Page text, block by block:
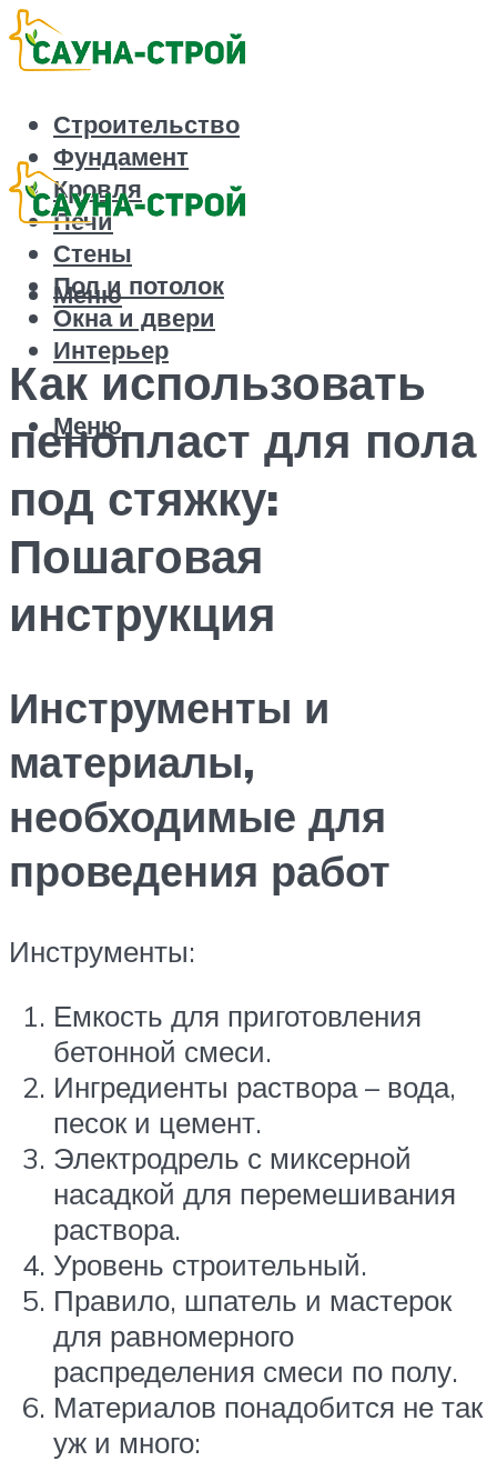
Строительство
Фундамент
Кровля
Печи
Стены
Пол и потолок
Окна и двери
Интерьер
Меню
Меню
Как использовать
пенопласт для пола
под стяжку:
Пошаговая
инструкция
Инструменты и
материалы,
необходимые для
проведения работ
Инструменты:
Емкость для приготовления
бетонной смеси.
Ингредиенты раствора – вода,
песок и цемент.
Электродрель с миксерной
насадкой для перемешивания
раствора.
Уровень строительный.
Правило, шпатель и мастерок
для равномерного
распределения смеси по полу.
Материалов понадобится не так
уж и много: